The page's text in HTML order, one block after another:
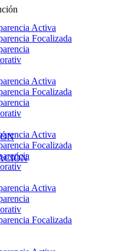
Activa
Focalizada
Activa
Focalizada
Activa
Focalizada
Activa
Focalizada